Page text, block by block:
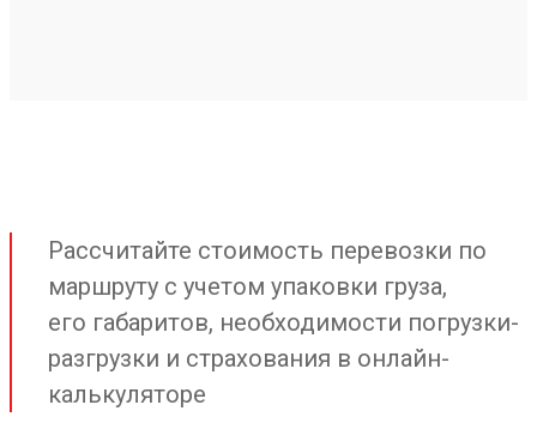
Рассчитайте стоимость перевозки по
маршруту с учетом упаковки груза,
его габаритов, необходимости погрузки-
разгрузки и страхования в онлайн-
калькуляторе